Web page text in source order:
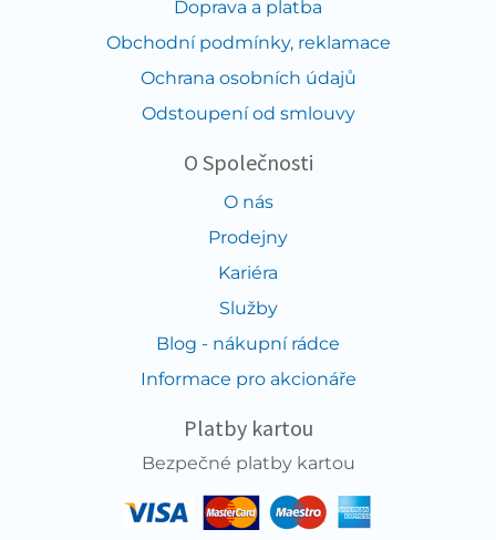
Doprava a platba
Obchodní podmínky, reklamace
Ochrana osobních údajů
Odstoupení od smlouvy
O Společnosti
O nás
Prodejny
Kariéra
Služby
Blog - nákupní rádce
Informace pro akcionáře
Platby kartou
Bezpečné platby kartou